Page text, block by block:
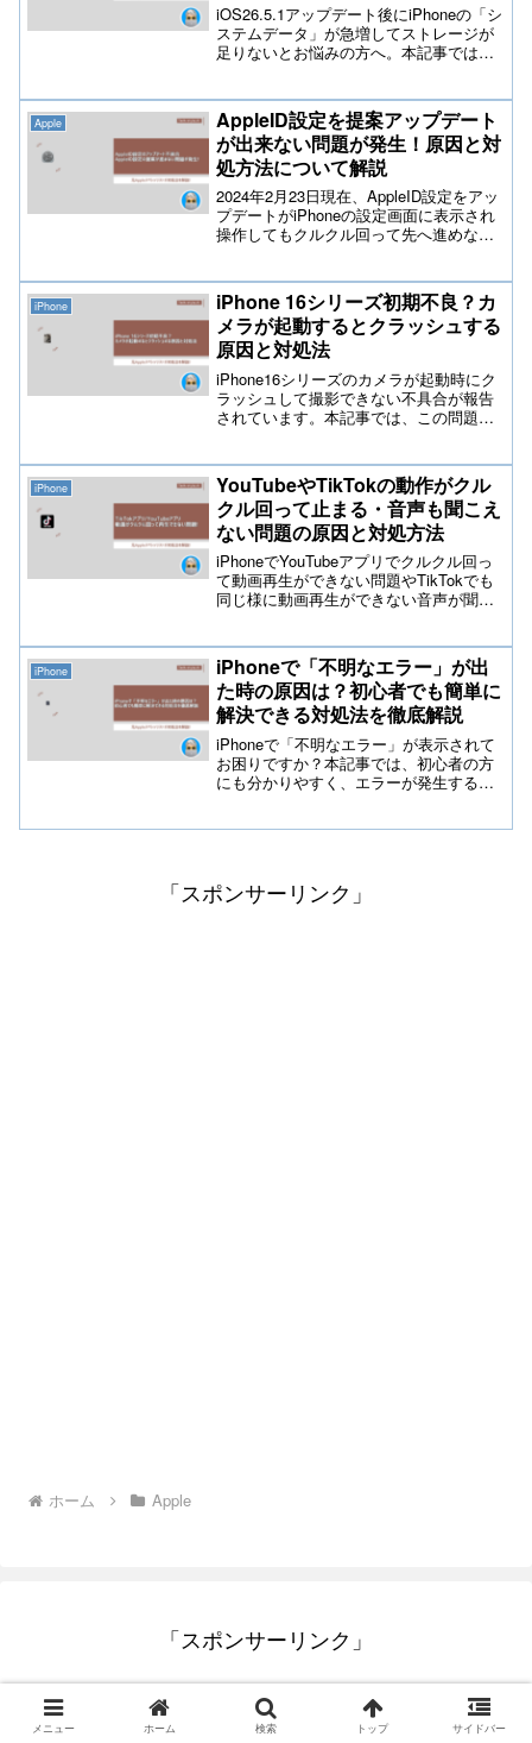
iOS26.5.1アップデート後にiPhoneの「シ
ステムデータ」が急増してストレージが
足りないとお悩みの方へ。本記事では、
のある具体的な対処法や2026年最新のお
すすめ周辺機器まで詳しくご紹介しま
す。
Apple
AppleID設定を提案アップデート
が出来ない問題が発生！原因と対
処方法について解説
2024年2月23日現在、AppleID設定をアッ
プデートがiPhoneの設定画面に表示され
操作してもクルクル回って先へ進めない
明ですが何度もパスワード入力を行なっ
ても完了しない状態が続いているようで
す。
iPhone
iPhone 16シリーズ初期不良？カ
メラが起動するとクラッシュする
原因と対処法
iPhone16シリーズのカメラが起動時にク
ラッシュして撮影できない不具合が報告
されています。本記事では、この問題の
すい様に正常にカメラを使用できるよう
になるための具体的な対処方法を紹介し
ます。
iPhone
YouTubeやTikTokの動作がクル
クル回って止まる・音声も聞こえ
ない問題の原因と対処方法
iPhoneでYouTubeアプリでクルクル回っ
て動画再生ができない問題やTikTokでも
同じ様に動画再生ができない音声が聞こ
シャリストが原因と対処方法を開設して
おりますので、ぜひ参考にして下さい。
iPhone
iPhoneで「不明なエラー」が出
た時の原因は？初心者でも簡単に
解決できる対処法を徹底解説
iPhoneで「不明なエラー」が表示されて
お困りですか？本記事では、初心者の方
にも分かりやすく、エラーが発生する原
「スポンサーリンク」
ホーム Apple
「スポンサーリンク」
メニュー ホーム 検索 トップ サイドバー